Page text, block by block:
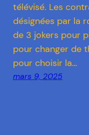
télévisé. Les
désignées par la
de 3 jokers pour
pour changer de
pour choisir la…
mars 9, 2025